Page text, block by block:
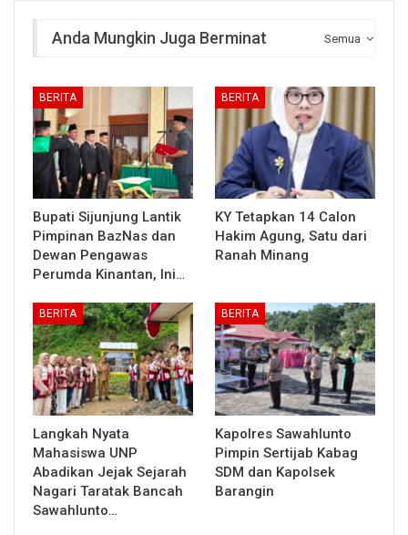
Semua
Anda Mungkin Juga Berminat
BERITA
Bupati Sijunjung Lantik
Pimpinan BazNas dan
Dewan Pengawas
Perumda Kinantan, Ini…
BERITA
KY Tetapkan 14 Calon
Hakim Agung, Satu dari
Ranah Minang
BERITA
Langkah Nyata
Mahasiswa UNP
Abadikan Jejak Sejarah
Nagari Taratak Bancah
Sawahlunto…
BERITA
Kapolres Sawahlunto
Pimpin Sertijab Kabag
SDM dan Kapolsek
Barangin